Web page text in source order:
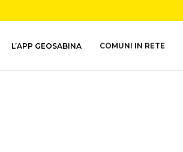
L’APP GEOSABINA COMUNI IN RETE